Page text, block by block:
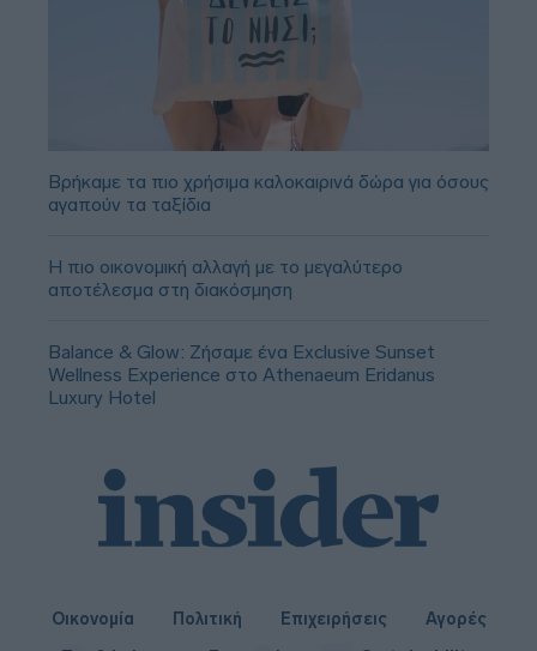
Βρήκαμε τα πιο χρήσιμα καλοκαιρινά δώρα για όσους
αγαπούν τα ταξίδια
Η πιο οικονομική αλλαγή με το μεγαλύτερο
αποτέλεσμα στη διακόσμηση
Balance & Glow: Ζήσαμε ένα Exclusive Sunset
Wellness Experience στο Athenaeum Eridanus
Luxury Hotel
Οικονομία Πολιτική Επιχειρήσεις
Αγορές